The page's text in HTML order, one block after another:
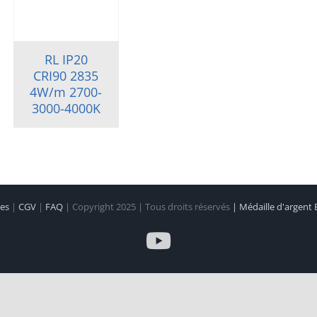
RL IP20
CRI90 2835
4W/m 2700-
3000-4000K
| CGV | FAQ | Copyright 2025 | Tous droits réservés | Médaille d'argent